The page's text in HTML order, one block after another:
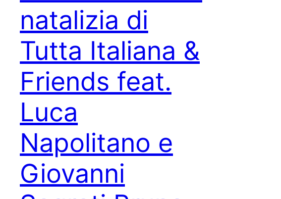
natalizia di
Tutta Italiana &
Friends feat.
Luca
Napolitano e
Giovanni